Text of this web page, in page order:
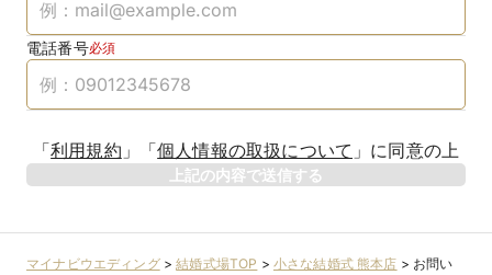
電話番号必須
「利用規約 」 「個人情報の取扱について 」 に同意の上
上記の内容で送信する
マイナビウエディング>結婚式場TOP > 小さな結婚式 熊本店 > お問い